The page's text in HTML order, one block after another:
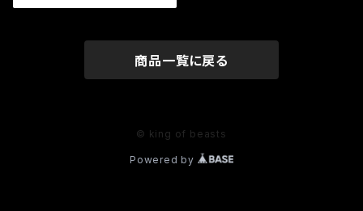
商品一覧に戻る
© king of beasts
Powered by